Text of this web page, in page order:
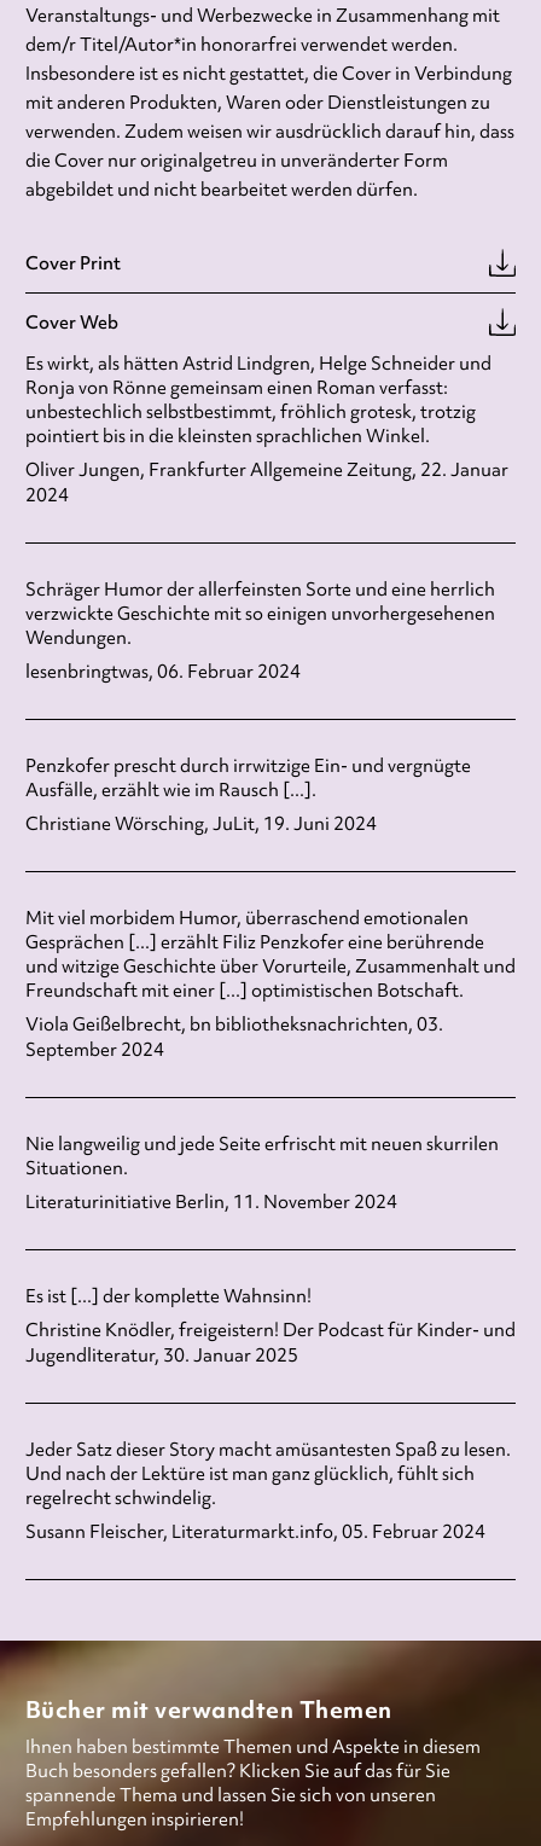
Veranstaltungs- und Werbezwecke in Zusammenhang mit
dem/r Titel/Autor*in honorarfrei verwendet werden.
Insbesondere ist es nicht gestattet, die Cover in Verbindung
mit anderen Produkten, Waren oder Dienstleistungen zu
verwenden. Zudem weisen wir ausdrücklich darauf hin, dass
die Cover nur originalgetreu in unveränderter Form
abgebildet und nicht bearbeitet werden dürfen.
Cover Print
Cover Web
Es wirkt, als hätten Astrid Lindgren, Helge Schneider und
Ronja von Rönne gemeinsam einen Roman verfasst:
unbestechlich selbstbestimmt, fröhlich grotesk, trotzig
pointiert bis in die kleinsten sprachlichen Winkel.
Oliver Jungen, Frankfurter Allgemeine Zeitung, 22. Januar
2024
Schräger Humor der allerfeinsten Sorte und eine herrlich
verzwickte Geschichte mit so einigen unvorhergesehenen
Wendungen.
lesenbringtwas, 06. Februar 2024
Penzkofer prescht durch irrwitzige Ein- und vergnügte
Ausfälle, erzählt wie im Rausch [...].
Christiane Wörsching, JuLit, 19. Juni 2024
Mit viel morbidem Humor, überraschend emotionalen
Gesprächen [...] erzählt Filiz Penzkofer eine berührende
und witzige Geschichte über Vorurteile, Zusammenhalt und
Freundschaft mit einer [...] optimistischen Botschaft.
Viola Geißelbrecht, bn bibliotheksnachrichten, 03.
September 2024
Nie langweilig und jede Seite erfrischt mit neuen skurrilen
Situationen.
Literaturinitiative Berlin, 11. November 2024
Es ist [...] der komplette Wahnsinn!
Christine Knödler, freigeistern! Der Podcast für Kinder- und
Jugendliteratur, 30. Januar 2025
Jeder Satz dieser Story macht amüsantesten Spaß zu lesen.
Und nach der Lektüre ist man ganz glücklich, fühlt sich
regelrecht schwindelig.
Susann Fleischer, Literaturmarkt.info, 05. Februar 2024
Bücher mit verwandten Themen
Ihnen haben bestimmte Themen und Aspekte in diesem
Buch besonders gefallen? Klicken Sie auf das für Sie
spannende Thema und lassen Sie sich von unseren
Empfehlungen inspirieren!